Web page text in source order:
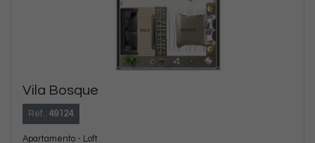
Vila Bosque
Ref.: 49124
Apartamento - Loft